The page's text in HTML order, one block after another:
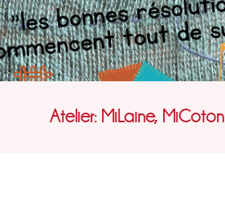
Atelier: MiLaine, MiCoton